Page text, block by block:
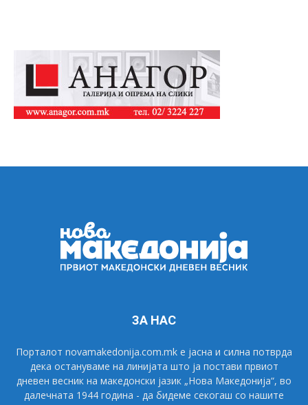
ЗА НАС
Порталот novamakedonija.com.mk е јасна и силна потврда
дека остануваме на линијата што ја постави првиот
дневен весник на македонски јазик „Нова Македонија“, во
далечната 1944 година - да бидеме секогаш со нашите